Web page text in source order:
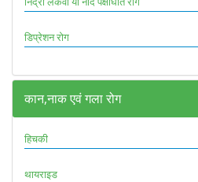
डिप्रेशन रोग
कान,नाक एवं गला रोग
हिचकी
थायराइड